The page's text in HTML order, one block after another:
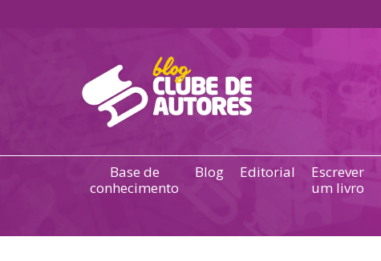
Base de
conhecimento
Blog Editorial
Escrever
um livro